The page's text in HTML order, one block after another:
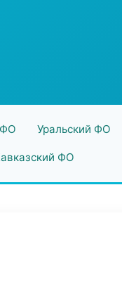
Уральский ФО
ФО